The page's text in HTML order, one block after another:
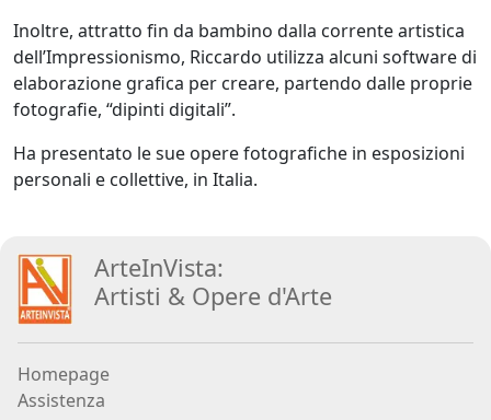
Augusto
Bianchet
Riccardo
Boesso
Bomben
Inoltre, attratto fin da bambino dalla corrente artistica
dell’Impressionismo, Riccardo utilizza alcuni software di
elaborazione grafica per creare, partendo dalle proprie
fotografie, “dipinti digitali”.
Ha presentato le sue opere fotografiche in esposizioni
personali e collettive, in Italia.
ArteInVista:
Artisti & Opere d'Arte
Homepage
Assistenza